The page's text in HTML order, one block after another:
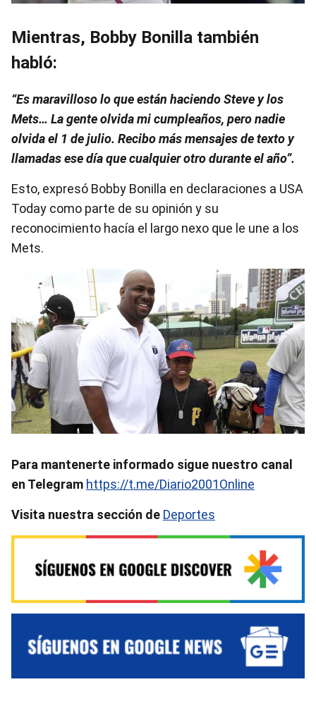
Mientras, Bobby Bonilla también
habló:
“Es maravilloso lo que están haciendo Steve y los
Mets… La gente olvida mi cumpleaños, pero nadie
olvida el 1 de julio. Recibo más mensajes de texto y
llamadas ese día que cualquier otro durante el año”.
Esto, expresó Bobby Bonilla en declaraciones a USA
Today como parte de su opinión y su
reconocimiento hacía el largo nexo que le une a los
Mets.
Para mantenerte informado sigue nuestro canal
en Telegram https://t.me/Diario2001Online
Visita nuestra sección de Deportes